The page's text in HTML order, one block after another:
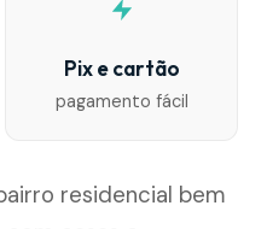
Pix e cartão
pagamento fácil
residencial bem